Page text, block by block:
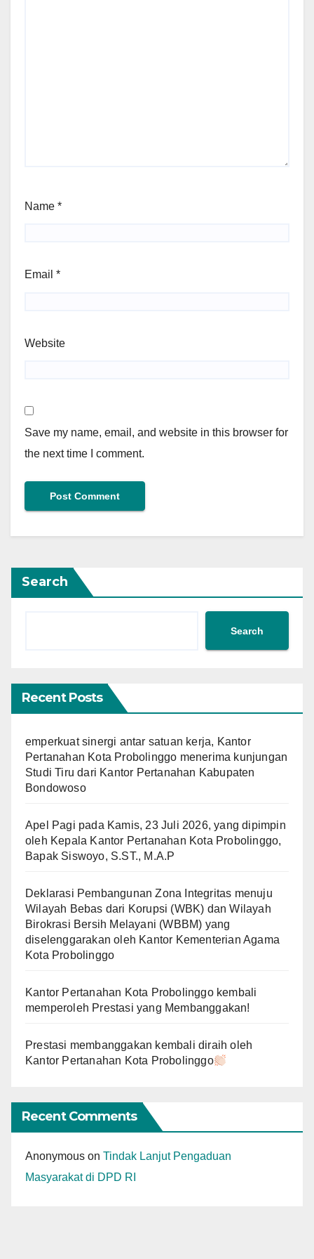
Name *
Email *
Website
Save my name, email, and website in this browser for
the next time I comment.
Search
Search
Recent Posts
emperkuat sinergi antar satuan kerja, Kantor
Pertanahan Kota Probolinggo menerima kunjungan
Studi Tiru dari Kantor Pertanahan Kabupaten
Bondowoso
Apel Pagi pada Kamis, 23 Juli 2026, yang dipimpin
oleh Kepala Kantor Pertanahan Kota Probolinggo,
Bapak Siswoyo, S.ST., M.A.P
Deklarasi Pembangunan Zona Integritas menuju
Wilayah Bebas dari Korupsi (WBK) dan Wilayah
Birokrasi Bersih Melayani (WBBM) yang
diselenggarakan oleh Kantor Kementerian Agama
Kota Probolinggo
Kantor Pertanahan Kota Probolinggo kembali
memperoleh Prestasi yang Membanggakan!
Prestasi membanggakan kembali diraih oleh
Kantor Pertanahan Kota Probolinggo
Recent Comments
Anonymous on Tindak Lanjut Pengaduan
Masyarakat di DPD RI